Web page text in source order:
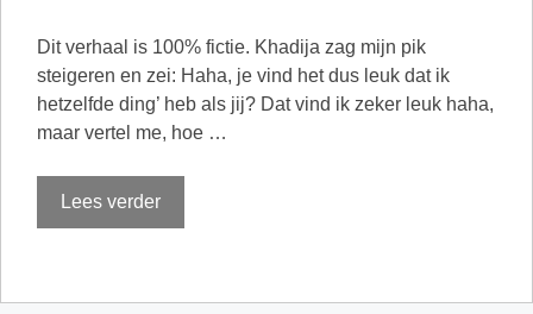
Dit verhaal is 100% fictie. Khadija zag mijn pik
steigeren en zei: Haha, je vind het dus leuk dat ik
hetzelfde ding’ heb als jij? Dat vind ik zeker leuk haha,
maar vertel me, hoe …
Lees verder